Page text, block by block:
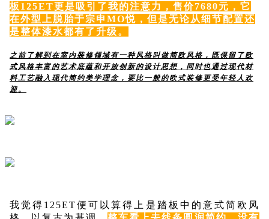
板125ET更是吸引了我的注意力，售价7680元，它
在外型上脱胎于宗申MO悦，但是无论从细节配置还
是整体漆水都有了升级。
之前了解到在室内装修领域有一种风格叫做简欧风格，既保留了欧
式风格丰富的艺术底蕴和开放创新的设计思想，同时也通过现代材
料工艺融入现代简约美学理念，要比一般的欧式装修更受年轻人欢
迎。
我觉得 125ET便可以算得上是踏板中的意式简欧风